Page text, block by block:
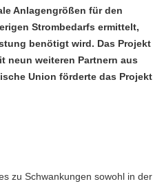
Anlagengrößen für den
Strombedarfs ermittelt,
benötigt wird. Das Projekt
neun weiteren Partnern aus
Union förderte das Projekt
zu Schwankungen sowohl in der